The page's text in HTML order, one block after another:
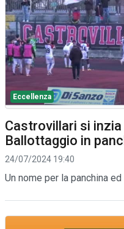
Eccellenza
Castrovillari si
Ballottaggio in
24/07/2024 19:40
Un nome per la panchina